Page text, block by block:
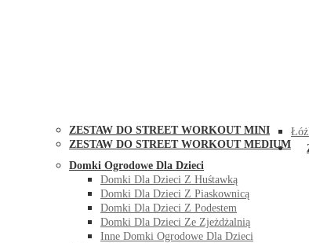
ZESTAW DO STREET WORKOUT MINI
ZESTAW DO STREET WORKOUT MEDIUM
Domki Ogrodowe Dla Dzieci
Domki Dla Dzieci Z Huśtawką
Domki Dla Dzieci Z Piaskownicą
Domki Dla Dzieci Z Podestem
Domki Dla Dzieci Ze Zjeżdżalnią
Inne Domki Ogrodowe Dla Dzieci